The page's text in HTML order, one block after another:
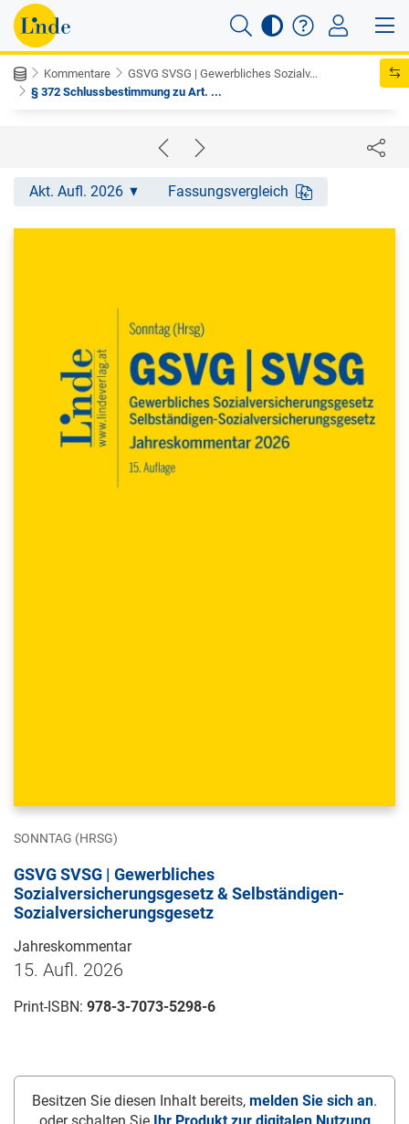
Kommentare
GSVG SVSG | Gewerbliches Sozialv...
§ 372 Schlussbestimmung zu Art. ...
Akt. Aufl. 2026 Fassungsvergleich
SONNTAG (HRSG)
GSVG SVSG | Gewerbliches
Sozialversicherungsgesetz & Selbständigen-
Sozialversicherungsgesetz
Jahreskommentar
15. Aufl. 2026
Print-ISBN: 978-3-7073-5298-6
Besitzen Sie diesen Inhalt bereits, melden Sie sich an.